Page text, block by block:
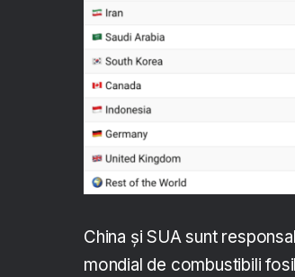
China și SUA sunt
mondial de combustibili